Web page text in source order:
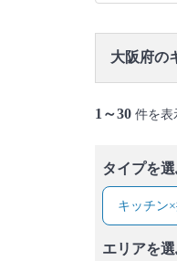
大阪府の
1～30 件を表
タイプを
エリアを